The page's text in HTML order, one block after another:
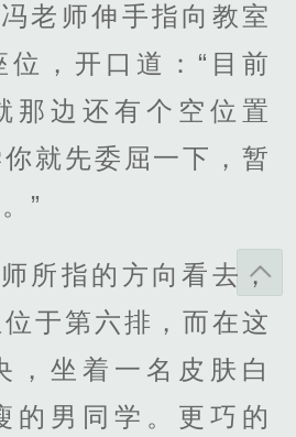
老师伸手指向教室
位，开口道：“目前
那边还有个空位置
就先委屈一下，暂
”
所指的方向看去，
于第六排，而在这
，坐着一名皮肤白
的男同学。更巧的